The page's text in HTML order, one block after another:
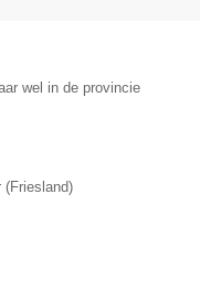
wel in de provincie
(Friesland)